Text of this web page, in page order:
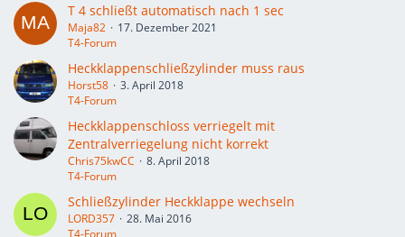
T 4 schließt automatisch nach 1 sec
Maja82
17. Dezember 2021
T4-Forum
Heckklappenschließzylinder muss raus
Horst58
3. April 2018
T4-Forum
Heckklappenschloss verriegelt mit
Zentralverriegelung nicht korrekt
Chris75kwCC
8. April 2018
T4-Forum
Schließzylinder Heckklappe wechseln
LORD357
28. Mai 2016
T4-Forum